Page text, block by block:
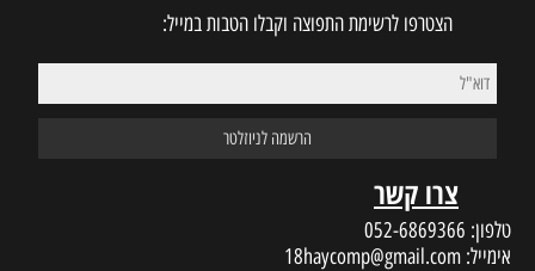
הצטרפו לרשימת התפוצה וקבלו הטבות במייל:
צרו קשר
טלפון: 052-6869366
אימייל: 18haycomp@gmail.com